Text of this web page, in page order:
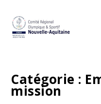
Catégorie :
mission